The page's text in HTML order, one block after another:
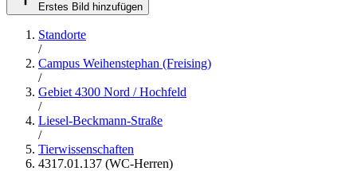
Erstes Bild hinzufügen
Standorte
/
Campus Weihenstephan (Freising)
/
Gebiet 4300 Nord / Hochfeld
/
Liesel-Beckmann-Straße
/
Tierwissenschaften
4317.01.137 (WC-Herren)